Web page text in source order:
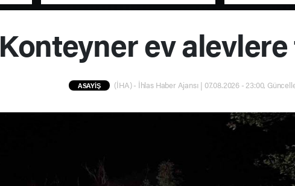
Konteyner ev
ASAYİŞ (İHA) - İhlas Haber Ajansı | 07.08.2026 - 23:00,